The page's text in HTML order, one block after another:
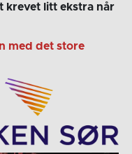
krevet litt ekstra når
med det store